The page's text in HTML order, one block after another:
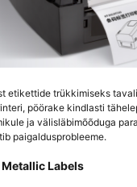
etikettide trükkimiseks
pöörake kindlasti
ja välisläbimõõduga
paigaldusprobleeme.
Labels